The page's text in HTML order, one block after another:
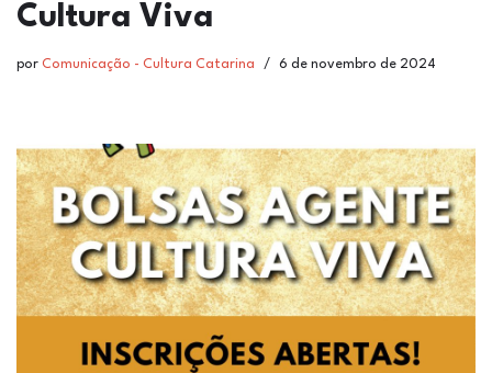
Cultura Viva
por Comunicação - Cultura Catarina 6 de novembro de 2024